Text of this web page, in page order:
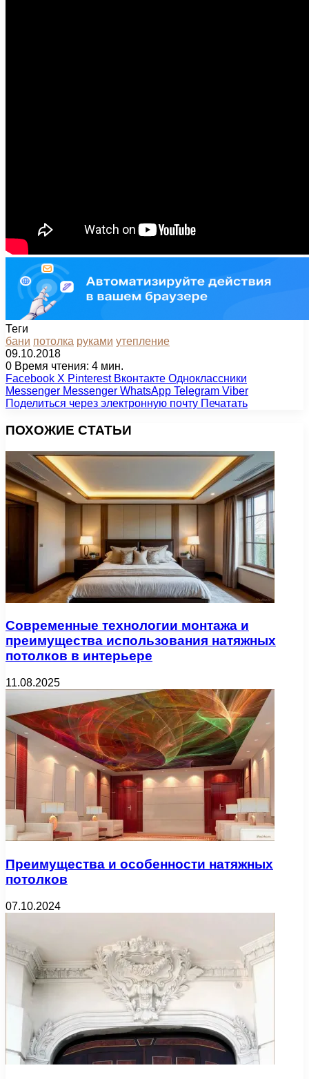
Теги
бани потолка руками утепление
09.10.2018
0 Время чтения: 4 мин.
Facebook X Pinterest Вконтакте Одноклассники
Messenger Messenger WhatsApp Telegram Viber
Поделиться через электронную почту Печатать
ПОХОЖИЕ СТАТЬИ
Современные технологии монтажа и
преимущества использования натяжных
потолков в интерьере
11.08.2025
Преимущества и особенности натяжных
потолков
07.10.2024